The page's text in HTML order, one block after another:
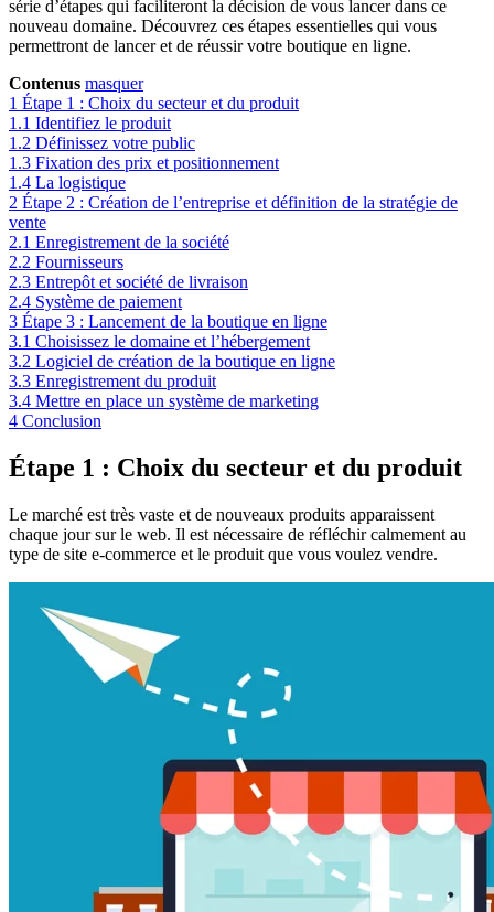
série d’étapes qui faciliteront la décision de vous lancer dans ce
nouveau domaine. Découvrez ces étapes essentielles qui vous
permettront de lancer et de réussir votre boutique en ligne.
Contenus masquer
1 Étape 1 : Choix du secteur et du produit
1.1 Identifiez le produit
1.2 Définissez votre public
1.3 Fixation des prix et positionnement
1.4 La logistique
2 Étape 2 : Création de l’entreprise et définition de la stratégie de
vente
2.1 Enregistrement de la société
2.2 Fournisseurs
2.3 Entrepôt et société de livraison
2.4 Système de paiement
3 Étape 3 : Lancement de la boutique en ligne
3.1 Choisissez le domaine et l’hébergement
3.2 Logiciel de création de la boutique en ligne
3.3 Enregistrement du produit
3.4 Mettre en place un système de marketing
4 Conclusion
Étape 1 : Choix du secteur et du produit
Le marché est très vaste et de nouveaux produits apparaissent
chaque jour sur le web. Il est nécessaire de réfléchir calmement au
type de site e-commerce et le produit que vous voulez vendre.